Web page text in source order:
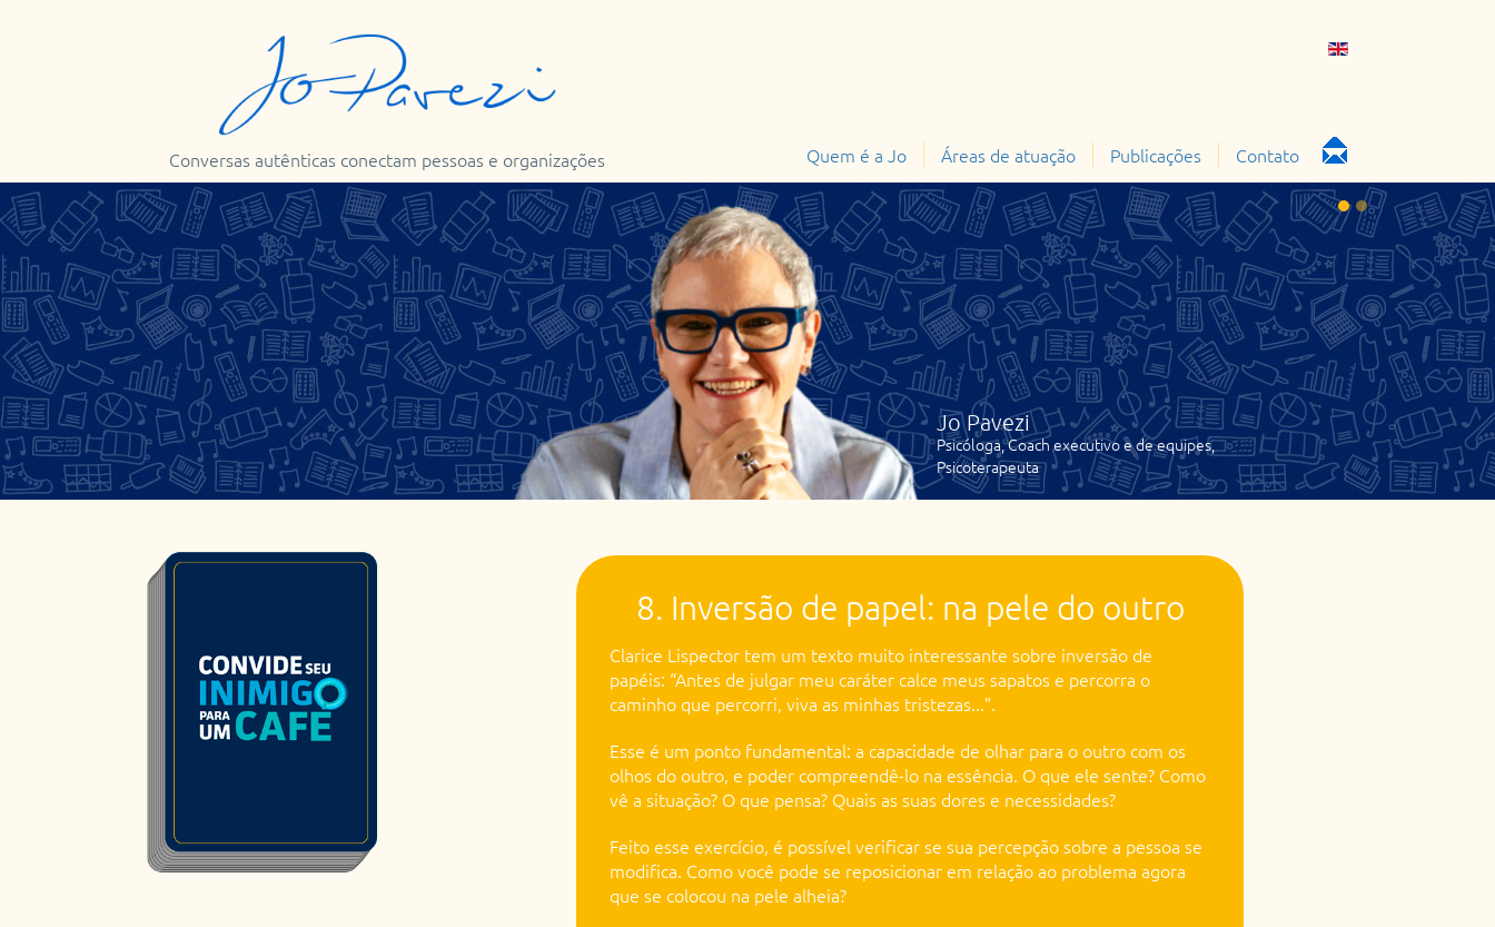
Conversas autênticas conectam pessoas e organizações Quem é a Jo Áreas de atuação Publicações Contato
Jo Pavezi
Psicóloga, Coach executivo e de equipes,
Psicoterapeuta
8. Inversão de papel: na pele do outro
Clarice Lispector tem um texto muito interessante sobre inversão de
papéis: “Antes de julgar meu caráter calce meus sapatos e percorra o
caminho que percorri, viva as minhas tristezas...”.
Esse é um ponto fundamental: a capacidade de olhar para o outro com os
olhos do outro, e poder compreendê-lo na essência. O que ele sente? Como
vê a situação? O que pensa? Quais as suas dores e necessidades?
Feito esse exercício, é possível verificar se sua percepção sobre a pessoa se
modifica. Como você pode se reposicionar em relação ao problema agora
que se colocou na pele alheia?